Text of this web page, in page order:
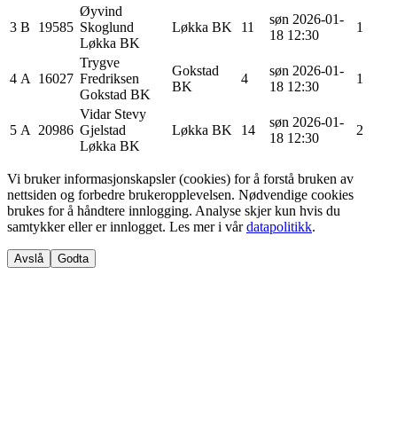
3 B 19585
Øyvind
Skoglund
Løkka BK
Løkka BK 11
søn 2026-01-
18 12:30
1
4 A 16027
Trygve
Fredriksen
Gokstad BK
Gokstad
BK
4
søn 2026-01-
18 12:30
1
5 A 20986
Vidar Stevy
Gjelstad
Løkka BK
Løkka BK 14
søn 2026-01-
18 12:30
2
Vi bruker informasjonskapsler (cookies) for å forstå bruken av
nettsiden og forbedre brukeropplevelsen. Nødvendige cookies
brukes for å håndtere innlogging. Analyse skjer kun hvis du
samtykker eller er innlogget. Les mer i vår datapolitikk.
Avslå Godta